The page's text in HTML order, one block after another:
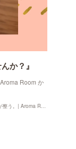
か？』
Room か
『アロマ×手の温もり×カード』心が満たされ、身体が整う。| Aroma Room かの香